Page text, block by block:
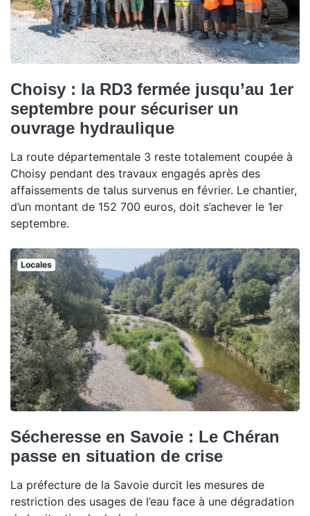
Choisy : la RD3 fermée jusqu’au 1er
septembre pour sécuriser un
ouvrage hydraulique
La route départementale 3 reste totalement coupée à
Choisy pendant des travaux engagés après des
affaissements de talus survenus en février. Le chantier,
d’un montant de 152 700 euros, doit s’achever le 1er
septembre.
Locales
Sécheresse en Savoie : Le Chéran
passe en situation de crise
La préfecture de la Savoie durcit les mesures de
restriction des usages de l’eau face à une dégradation